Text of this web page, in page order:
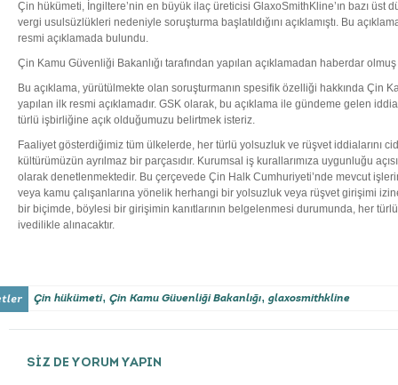
Çin hükümeti, İngiltere’nin en büyük ilaç üreticisi GlaxoSmithKline’ın bazı üst
vergi usulsüzlükleri nedeniyle soruşturma başlatıldığını açıklamıştı. Bu
resmi açıklamada bulundu.
Çin Kamu Güvenliği Bakanlığı tarafından yapılan açıklamadan haberdar
Bu açıklama, yürütülmekte olan soruşturmanın spesifik özelliği hakkında Çin
yapılan ilk resmi açıklamadır. GSK olarak, bu açıklama ile gündeme gelen
türlü işbirliğine açık olduğumuzu belirtmek isteriz.
Faaliyet gösterdiğimiz tüm ülkelerde, her türlü yolsuzluk ve rüşvet iddialarını
kültürümüzün ayrılmaz bir parçasıdır. Kurumsal iş kurallarımıza uygunluğu
olarak denetlenmektedir. Bu çerçevede Çin Halk Cumhuriyeti’nde mevcut
veya kamu çalışanlarına yönelik herhangi bir yolsuzluk veya rüşvet girişimi
bir biçimde, böylesi bir girişimin kanıtlarının belgelenmesi durumunda, her
ivedilikle alınacaktır.
Çin hükümeti, Çin Kamu Güvenliği Bakanlığı, glaxosmithkline
SİZ DE YORUM YAPIN